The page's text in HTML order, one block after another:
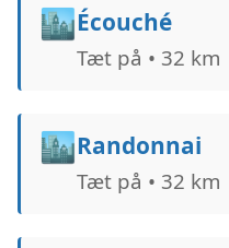
🏙️Écouché
Tæt på • 32 km
🏙️Randonnai
Tæt på • 32 km